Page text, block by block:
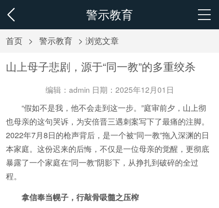
警示教育
首页 > 警示教育 > 浏览文章
山上母子悲剧，源于“同一教”的多重绞杀
编辑：admin 日期：2025年12月01日
“假如不是我，他不会走到这一步。”庭审前夕，山上彻
也母亲的这句哭诉，为安倍晋三遇刺案写下了最痛的注脚。
2022年7月8日的枪声背后，是一个被“同一教”拖入深渊的日
本家庭。这份迟来的后悔，不仅是一位母亲的觉醒，更彻底
暴露了一个家庭在“同一教”阴影下，从挣扎到破碎的全过
程。
拿信奉当幌子，行敲骨吸髓之压榨